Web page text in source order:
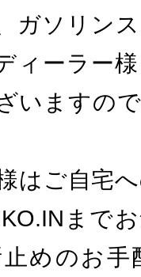
ガソリン
ィーラー
いますの
はご自宅
まで
めのお